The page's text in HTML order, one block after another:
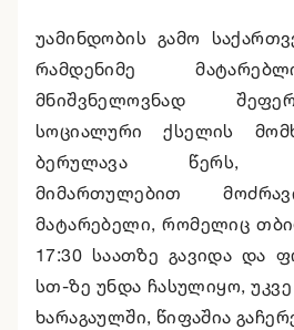
უამინდობის გამო
რამდენიმე
მნიშვნელოვნად
სოციალური ქსელის
ბერულავა წერს,
მიმართულებით
მატარებელი, რომელიც
17:30 საათზე გავიდა და
სთ-ზე უნდა ჩასულიყო,
ხარაგაულში, წიფაშია